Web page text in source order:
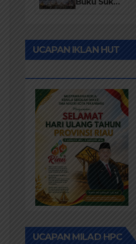
Buku Suku
Merawat
Identitas
Kepastian
Hukum
Masyarakat
Adat
UCAPAN IKLAN HUT
UCAPAN MILAD HPC